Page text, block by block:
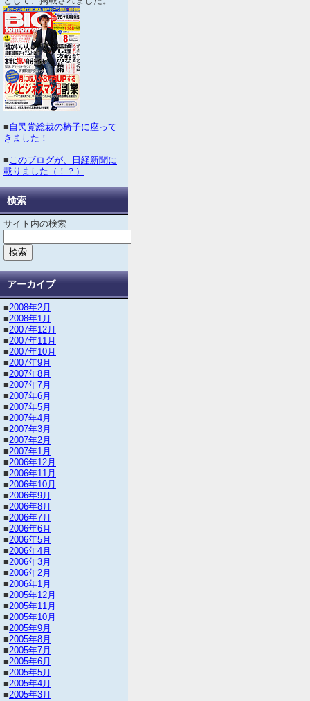
■自民党総裁の椅子に座って
きました！
■このブログが、日経新聞に
載りました（！？）
検索
サイト内の検索
アーカイブ
■2008年2月
■2008年1月
■2007年12月
■2007年11月
■2007年10月
■2007年9月
■2007年8月
■2007年7月
■2007年6月
■2007年5月
■2007年4月
■2007年3月
■2007年2月
■2007年1月
■2006年12月
■2006年11月
■2006年10月
■2006年9月
■2006年8月
■2006年7月
■2006年6月
■2006年5月
■2006年4月
■2006年3月
■2006年2月
■2006年1月
■2005年12月
■2005年11月
■2005年10月
■2005年9月
■2005年8月
■2005年7月
■2005年6月
■2005年5月
■2005年4月
■2005年3月